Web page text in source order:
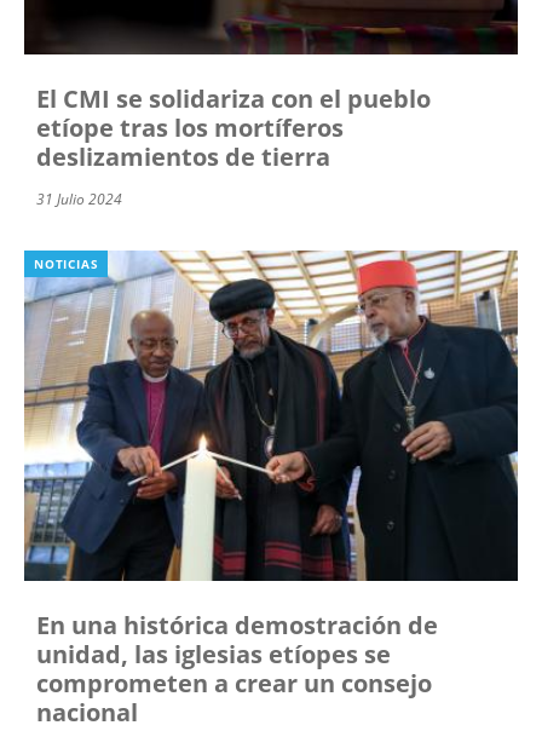
El CMI se solidariza con el pueblo
etíope tras los mortíferos
deslizamientos de tierra
31 Julio 2024
NOTICIAS
En una histórica demostración de
unidad, las iglesias etíopes se
comprometen a crear un consejo
nacional